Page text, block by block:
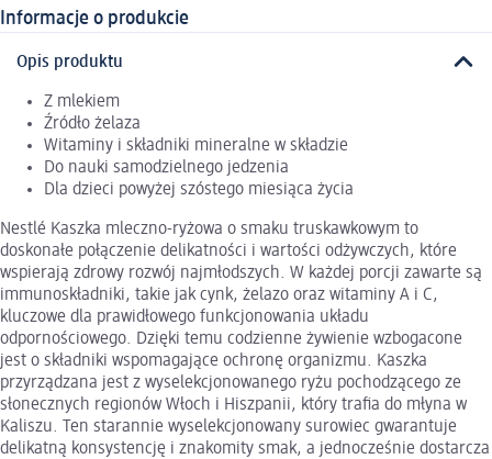
Informacje o produkcie
Opis produktu
Z mlekiem
Źródło żelaza
Witaminy i składniki mineralne w składzie
Do nauki samodzielnego jedzenia
Dla dzieci powyżej szóstego miesiąca życia
Nestlé Kaszka mleczno-ryżowa o smaku truskawkowym to
doskonałe połączenie delikatności i wartości odżywczych, które
wspierają zdrowy rozwój najmłodszych. W każdej porcji zawarte są
immunoskładniki, takie jak cynk, żelazo oraz witaminy A i C,
kluczowe dla prawidłowego funkcjonowania układu
odpornościowego. Dzięki temu codzienne żywienie wzbogacone
jest o składniki wspomagające ochronę organizmu. Kaszka
przyrządzana jest z wyselekcjonowanego ryżu pochodzącego ze
słonecznych regionów Włoch i Hiszpanii, który trafia do młyna w
Kaliszu. Ten starannie wyselekcjonowany surowiec gwarantuje
delikatną konsystencję i znakomity smak, a jednocześnie dostarcza